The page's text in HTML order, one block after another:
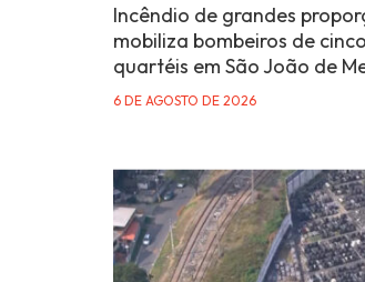
Incêndio de grandes
mobiliza bombeiros de cinco
quartéis em São João de
6 DE AGOSTO DE 2026